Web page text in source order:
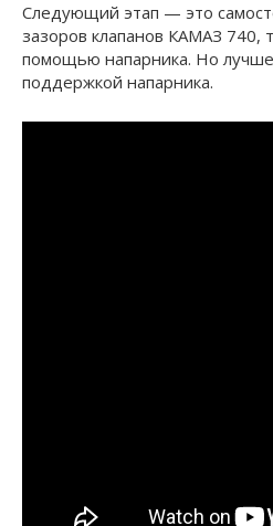
Следующий этап — это
зазоров клапанов КАМАЗ 740,
помощью напарника. Но лучше
поддержкой напарника.